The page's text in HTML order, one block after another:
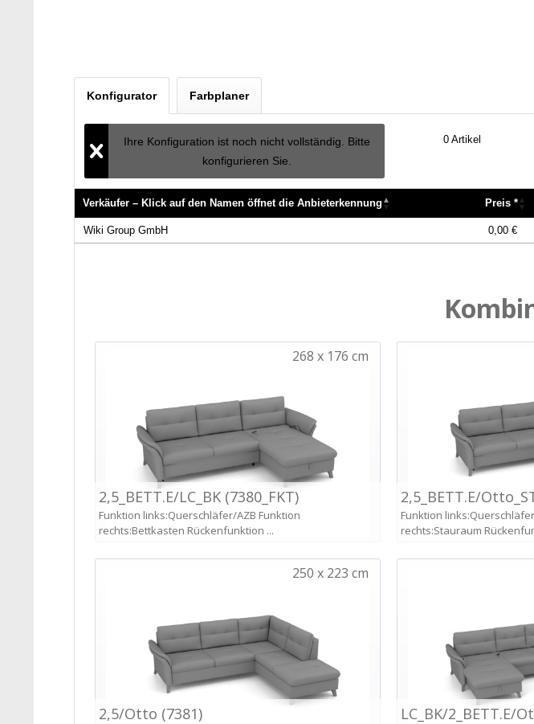
Konfigurator Farbplaner
Ihre Konfiguration ist noch nicht vollständig. Bitte
konfigurieren Sie.
0 Artikel
Verkäufer – Klick auf den Namen öffnet die Anbieterkennung Preis *
Verkäufer – Klick auf den Namen öffnet die Anbieterkennung
Preis *
Wiki Group GmbH 0,00 €